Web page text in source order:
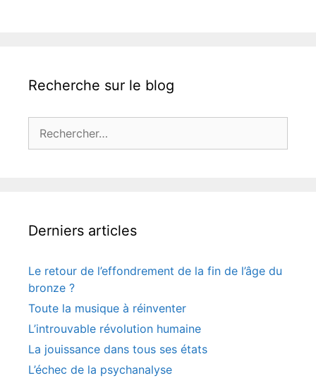
Recherche sur le blog
Derniers articles
Le retour de l’effondrement de la fin de l’âge du
bronze ?
Toute la musique à réinventer
L’introuvable révolution humaine
La jouissance dans tous ses états
L’échec de la psychanalyse